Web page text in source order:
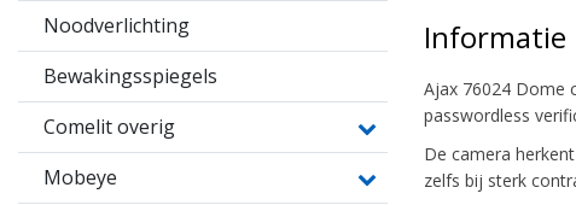
Noodverlichting
Bewakingsspiegels
Comelit overig
Mobeye
Informatie
Ajax 76024 Dome
passwordless
De camera
zelfs bij sterk